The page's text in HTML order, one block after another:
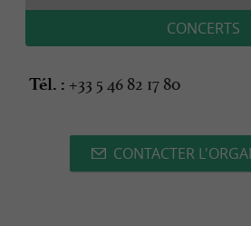
CONCERTS
Tél. : +33 5 46 82 17 80
CONTACTER